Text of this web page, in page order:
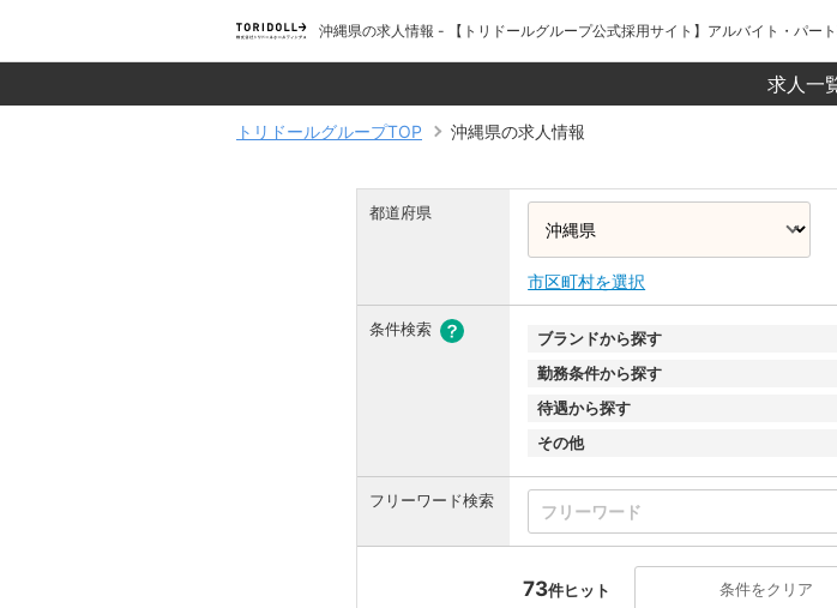
沖縄県の求人情報 - 【トリドールグループ公式採用サイト】アルバイト・パー
求人一
トリドールグループTOP 沖縄県の求人情報
都道府県
市区町村を選択
条件検索
ブランドから探す
勤務条件から探す
待遇から探す
その他
フリーワード検索
73件ヒット 条件をクリア